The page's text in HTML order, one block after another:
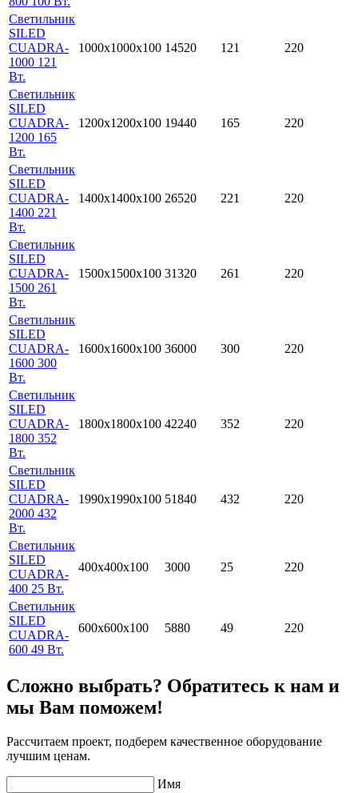
Светильник
SILED
CUADRA-
1000 121
Вт.
1000х1000х100 14520 121 220
Светильник
SILED
CUADRA-
1200 165
Вт.
1200х1200х100 19440 165 220
Светильник
SILED
CUADRA-
1400 221
Вт.
1400х1400х100 26520 221 220
Светильник
SILED
CUADRA-
1500 261
Вт.
1500х1500х100 31320 261 220
Светильник
SILED
CUADRA-
1600 300
Вт.
1600х1600х100 36000 300 220
Светильник
SILED
CUADRA-
1800 352
Вт.
1800х1800х100 42240 352 220
Светильник
SILED
CUADRA-
2000 432
Вт.
1990х1990х100 51840 432 220
Светильник
SILED
CUADRA-
400 25 Вт.
400х400х100 3000 25 220
Светильник
SILED
CUADRA-
600 49 Вт.
600х600х100 5880 49 220
Сложно выбрать? Обратитесь к нам и
мы Вам поможем!
Рассчитаем проект, подберем качественное оборудование
лучшим ценам.
Имя